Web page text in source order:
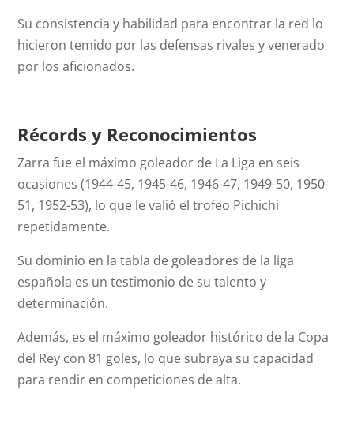
Su consistencia y habilidad para encontrar la red lo
hicieron temido por las defensas rivales y venerado
por los aficionados.
Récords y Reconocimientos
Zarra fue el máximo goleador de La Liga en seis
ocasiones (1944-45, 1945-46, 1946-47, 1949-50, 1950-
51, 1952-53), lo que le valió el trofeo Pichichi
repetidamente.
Su dominio en la tabla de goleadores de la liga
española es un testimonio de su talento y
determinación.
Además, es el máximo goleador histórico de la Copa
del Rey con 81 goles, lo que subraya su capacidad
para rendir en competiciones de alta.